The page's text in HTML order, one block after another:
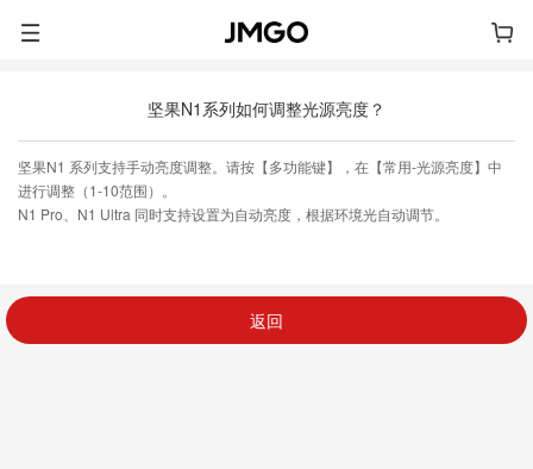
坚果N1系列如何调整光源亮度？
坚果N1 系列支持手动亮度调整。请按【多功能键】，在【常用-光源亮度】中
进行调整（1-10范围）。
N1 Pro、N1 Ultra 同时支持设置为自动亮度，根据环境光自动调节。
返回